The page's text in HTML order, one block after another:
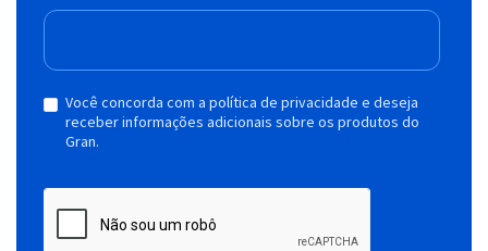
Você concorda com a política de privacidade e deseja
receber informações adicionais sobre os produtos do
Gran.